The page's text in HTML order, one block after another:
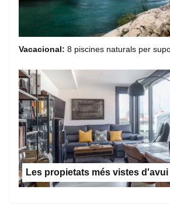
Vacacional: 8 piscines naturals per
Les propietats més vistes d'avui